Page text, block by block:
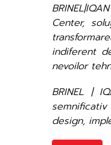
Center,
indiferent
nevoilor
BRINEL |
design,